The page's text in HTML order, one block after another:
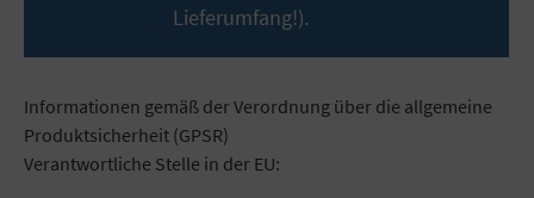
Lieferumfang!).
Informationen gemäß der Verordnung über die allgemeine
Produktsicherheit (GPSR)
Verantwortliche Stelle in der EU: